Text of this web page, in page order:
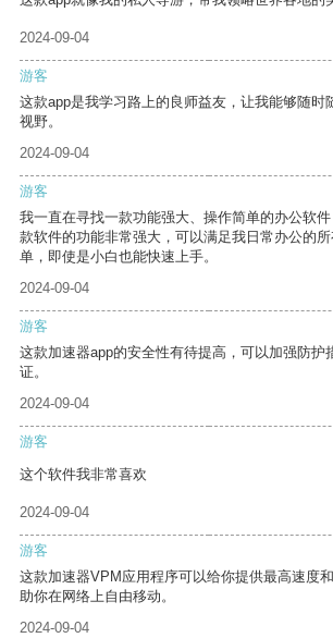
2024-09-04
游客
这款app是我学习路上的良师益友，让我能够随时
视野。
2024-09-04
游客
我一直在寻找一款功能强大、操作简单的办公软
款软件的功能非常强大，可以满足我日常办公的
单，即使是小白也能快速上手。
2024-09-04
游客
这款加速器app的安全性有待提高，可以加强防护
证。
2024-09-04
游客
这个软件我非常喜欢
2024-09-04
游客
这款加速器VPM应用程序可以给你提供最高速度
助你在网络上自由移动。
2024-09-04